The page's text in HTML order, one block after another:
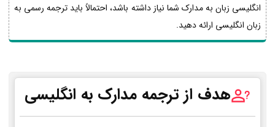
انگلیسی زبان به مدارک شما نیاز داشته باشد، احتمالاً باید ترجمه رسمی به
زبان انگلیسی ارائه دهید.
هدف از ترجمه مدارک به انگلیسی